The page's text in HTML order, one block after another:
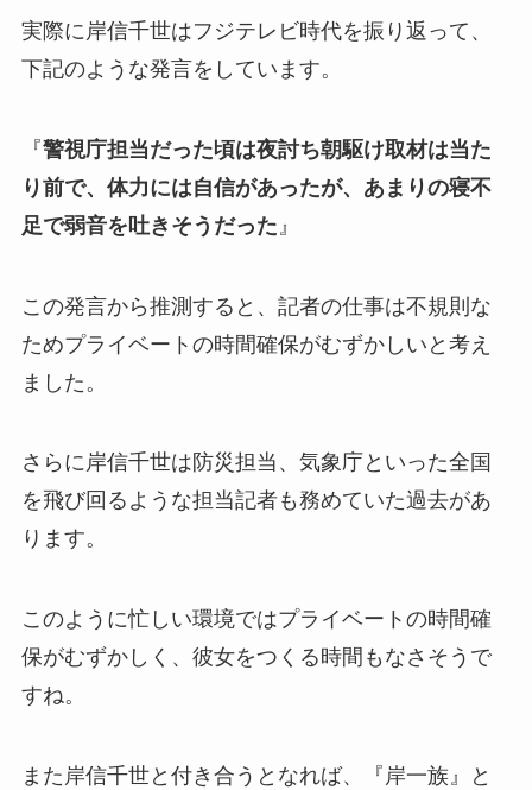
実際に岸信千世はフジテレビ時代を振り返って、
下記のような発言をしています。
『警視庁担当だった頃は夜討ち朝駆け取材は当た
り前で、体力には自信があったが、あまりの寝不
足で弱音を吐きそうだった 』
この発言から推測すると、記者の仕事は不規則な
ためプライベートの時間確保がむずかしいと考え
ました。
さらに岸信千世は防災担当、気象庁といった全国
を飛び回るような担当記者も務めていた過去があ
ります。
このように忙しい環境ではプライベートの時間確
保がむずかしく、彼女をつくる時間もなさそうで
すね。
また岸信千世と付き合うとなれば、
『岸一族』と